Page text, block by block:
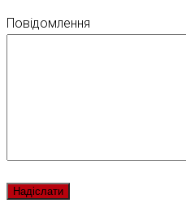
Повідомлення